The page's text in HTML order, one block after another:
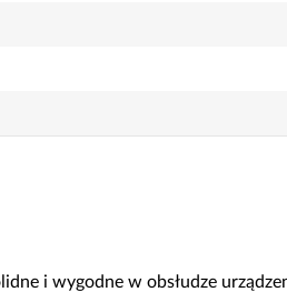
i wygodne w obsłudze